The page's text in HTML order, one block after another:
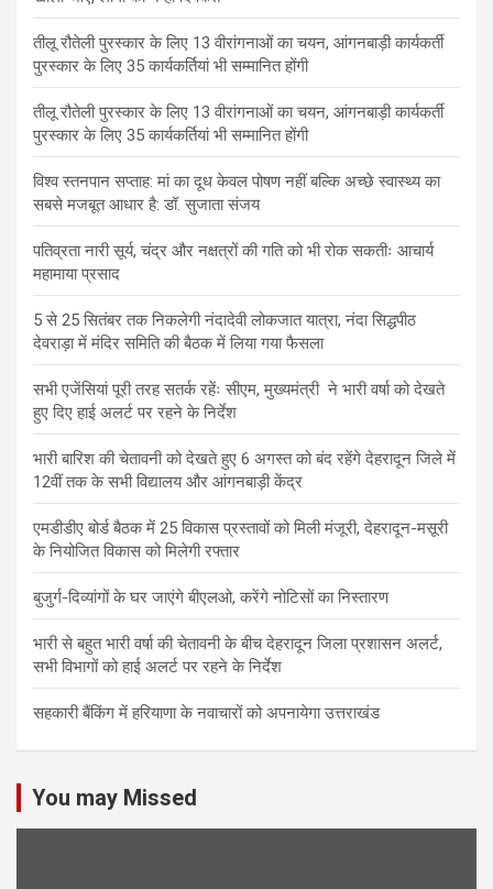
तीलू रौतेली पुरस्कार के लिए 13 वीरांगनाओं का चयन, आंगनबाड़ी कार्यकर्ती
पुरस्कार के लिए 35 कार्यकर्तियां भी सम्मानित होंगी
तीलू रौतेली पुरस्कार के लिए 13 वीरांगनाओं का चयन, आंगनबाड़ी कार्यकर्ती
पुरस्कार के लिए 35 कार्यकर्तियां भी सम्मानित होंगी
विश्व स्तनपान सप्ताह: मां का दूध केवल पोषण नहीं बल्कि अच्छे स्वास्थ्य का
सबसे मजबूत आधार है: डॉ. सुजाता संजय
पतिव्रता नारी सूर्य, चंद्र और नक्षत्रों की गति को भी रोक सकतीः आचार्य
महामाया प्रसाद
5 से 25 सितंबर तक निकलेगी नंदादेवी लोकजात यात्रा, नंदा सिद्धपीठ
देवराड़ा में मंदिर समिति की बैठक में लिया गया फैसला
सभी एजेंसियां पूरी तरह सतर्क रहेंः सीएम, मुख्यमंत्री ने भारी वर्षा को देखते
हुए दिए हाई अलर्ट पर रहने के निर्देश
भारी बारिश की चेतावनी को देखते हुए 6 अगस्त को बंद रहेंगे देहरादून जिले में
12वीं तक के सभी विद्यालय और आंगनबाड़ी केंद्र
एमडीडीए बोर्ड बैठक में 25 विकास प्रस्तावों को मिली मंजूरी, देहरादून-मसूरी
के नियोजित विकास को मिलेगी रफ्तार
बुजुर्ग-दिव्यांगों के घर जाएंगे बीएलओ, करेंगे नोटिसों का निस्तारण
भारी से बहुत भारी वर्षा की चेतावनी के बीच देहरादून जिला प्रशासन अलर्ट,
सभी विभागों को हाई अलर्ट पर रहने के निर्देश
सहकारी बैंकिंग में हरियाणा के नवाचारों को अपनायेगा उत्तराखंड
You may Missed